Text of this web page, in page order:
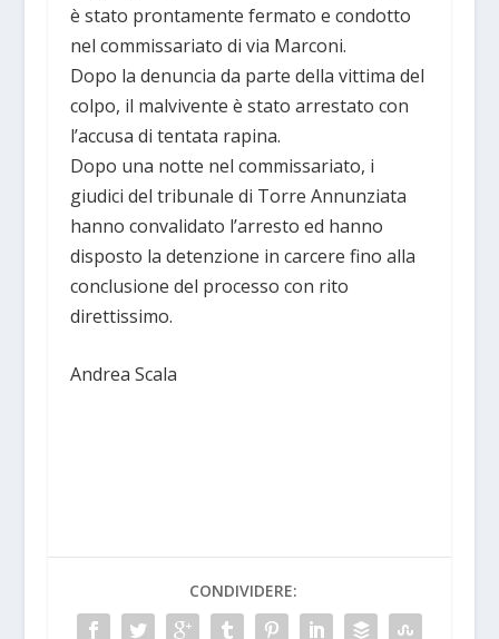
è stato prontamente fermato e condotto
nel commissariato di via Marconi.
Dopo la denuncia da parte della vittima del
colpo, il malvivente è stato arrestato con
l’accusa di tentata rapina.
Dopo una notte nel commissariato, i
giudici del tribunale di Torre Annunziata
hanno convalidato l’arresto ed hanno
disposto la detenzione in carcere fino alla
conclusione del processo con rito
direttissimo.
Andrea Scala
CONDIVIDERE: